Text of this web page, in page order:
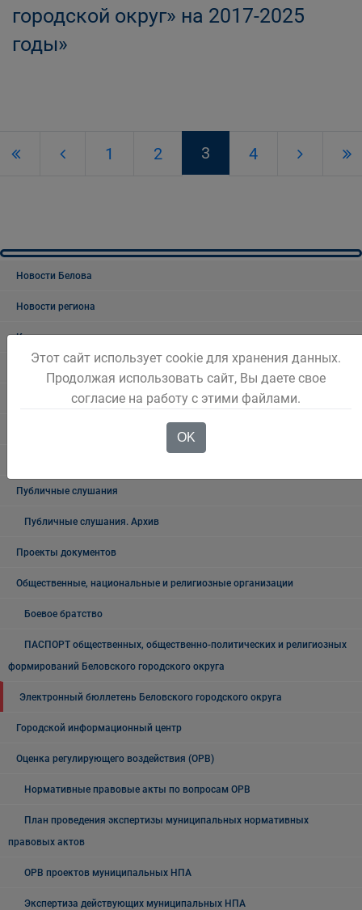
городской округ» на 2017-2025
годы»
1 2 3 4
Новости Белова
Новости региона
Консультативные советы
Официальный комментарий
Выступления Главы города
Публичные слушания
Публичные слушания. Архив
Проекты документов
Общественные, национальные и религиозные организации
Боевое братство
ПАСПОРТ общественных, общественно-политических и религиозных
формирований Беловского городского округа
Электронный бюллетень Беловского городского округа
Городской информационный центр
Оценка регулирующего воздействия (ОРВ)
Нормативные правовые акты по вопросам ОРВ
План проведения экспертизы муниципальных нормативных
правовых актов
ОРВ проектов муниципальных НПА
Экспертиза действующих муниципальных НПА
Этот сайт использует cookie для хранения данных.
Продолжая использовать сайт, Вы даете свое
согласие на работу с этими файлами.
OK